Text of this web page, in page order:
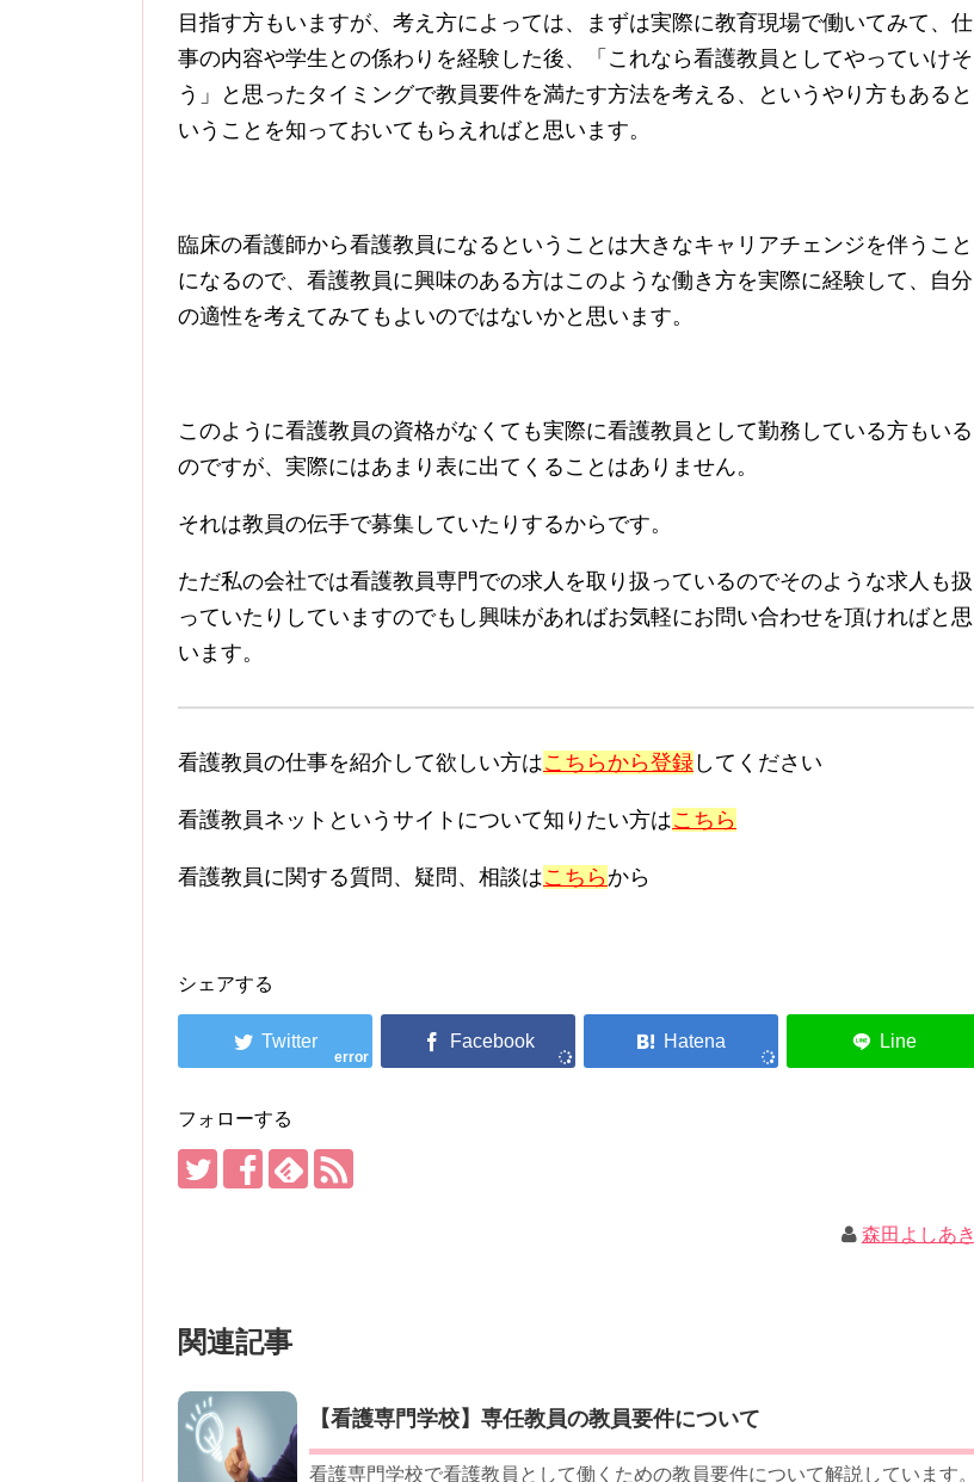
目指す方もいますが、考え方によっては、まずは実際に教育現場で働いてみて、仕
事の内容や学生との係わりを経験した後、「これなら看護教員としてやっていけそ
う」と思ったタイミングで教員要件を満たす方法を考える、というやり方もあると
いうことを知っておいてもらえればと思います。
臨床の看護師から看護教員になるということは大きなキャリアチェンジを伴うこと
になるので、看護教員に興味のある方はこのような働き方を実際に経験して、自分
の適性を考えてみてもよいのではないかと思います。
このように看護教員の資格がなくても実際に看護教員として勤務している方もいる
のですが、実際にはあまり表に出てくることはありません。
それは教員の伝手で募集していたりするからです。
ただ私の会社では看護教員専門での求人を取り扱っているのでそのような求人も扱
っていたりしていますのでもし興味があればお気軽にお問い合わせを頂ければと思
います。
看護教員の仕事を紹介して欲しい方はこちらから登録 してください
看護教員ネットというサイトについて知りたい方はこちら
看護教員に関する質問、疑問、相談はこちらから
シェアする
error
フォローする
森田よしあき
関連記事
【看護専門学校】専任教員の教員要件について
看護専門学校で看護教員として働くための教員要件について解説しています。